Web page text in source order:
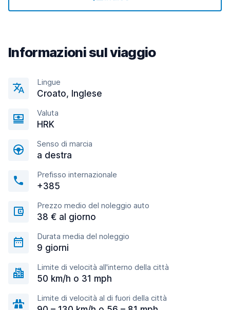
Informazioni sul viaggio
Lingue
Croato, Inglese
Valuta
HRK
Senso di marcia
a destra
Prefisso internazionale
+385
Prezzo medio del noleggio auto
38 € al giorno
Durata media del noleggio
9 giorni
Limite di velocità all'interno della città
50 km/h o 31 mph
Limite di velocità al di fuori della città